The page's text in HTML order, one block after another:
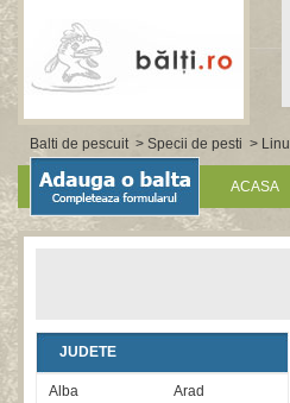
Balti de pescuit> Specii de pesti > Linul
ACASA
JUDETE
Alba
Arad